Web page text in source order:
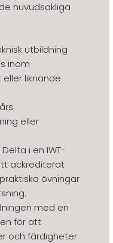
huvudsakliga
utbildning
inom
liknande
eller
Delta i en IWT-
ackrediterat
övningar
med en
för att
och färdigheter.